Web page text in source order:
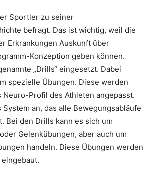
Sportler zu seiner
befragt. Das ist wichtig, weil die
Erkrankungen Auskunft über
Konzeption geben können.
„Drills“ eingesetzt. Dabei
spezielle Übungen. Diese werden
Neuro-Profil des Athleten angepasst.
System an, das alle Bewegungsabläufe
Bei den Drills kann es sich um
Gelenkübungen, aber auch um
handeln. Diese Übungen werden